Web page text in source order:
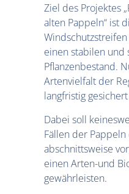
Ziel des Projektes
alten Pappeln“ ist
einen stabilen und
Pflanzenbestand.
Artenvielfalt der
langfristig
Dabei soll
Fällen der
abschnittsweise
einen Arten-und
gewährleisten.